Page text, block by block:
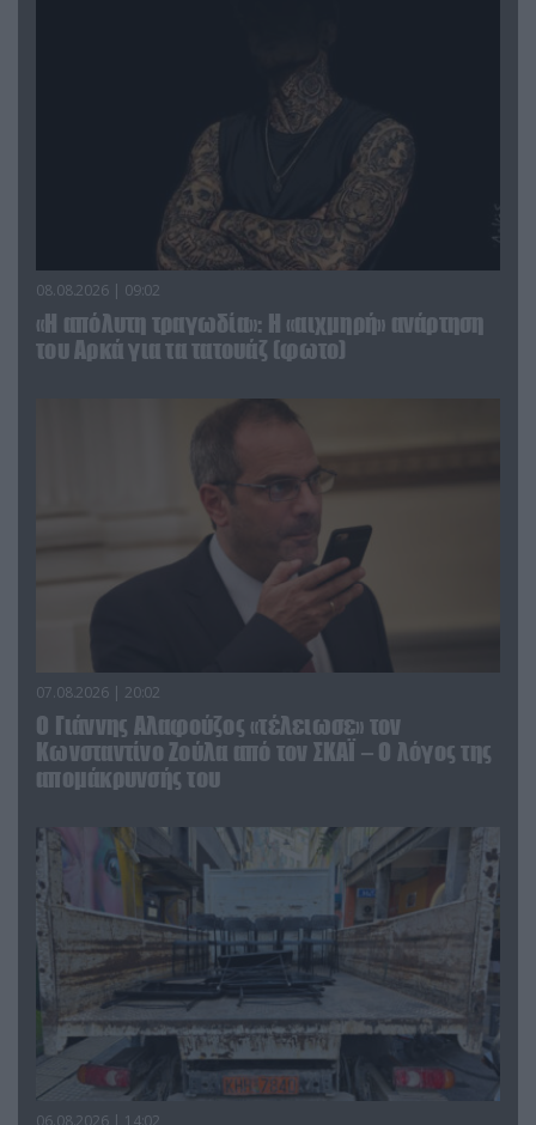
08.08.2026 | 09:02
«Η απόλυτη τραγωδία»: Η «αιχμηρή» ανάρτηση
του Αρκά για τα τατουάζ (φωτο)
07.08.2026 | 20:02
Ο Γιάννης Αλαφούζος «τέλειωσε» τον
Κωνσταντίνο Ζούλα από τον ΣΚΑΪ – Ο λόγος της
απομάκρυνσής του
06.08.2026 | 14:02